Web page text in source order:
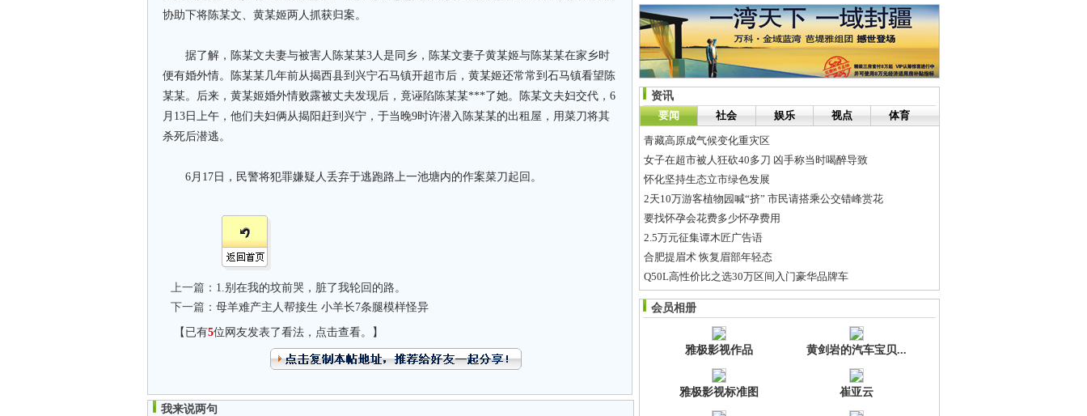
协助下将陈某文、黄某姬两人抓获归案。
据了解，陈某文夫妻与被害人陈某某3人是同乡，陈某文妻子黄某姬与陈某某在家乡时
便有婚外情。陈某某几年前从揭西县到兴宁石马镇开超市后，黄某姬还常常到石马镇看望陈
某某。后来，黄某姬婚外情败露被丈夫发现后，竟诬陷陈某某***了她。陈某文夫妇交代，6
月13日上午，他们夫妇俩从揭阳赶到兴宁，于当晚9时许潜入陈某某的出租屋，用菜刀将其
杀死后潜逃。
6月17日，民警将犯罪嫌疑人丢弃于逃跑路上一池塘内的作案菜刀起回。
上一篇： 1.别在我的坟前哭，脏了我轮回的路。
下一篇： 母羊难产主人帮接生 小羊长7条腿模样怪异
【已有5位网友发表了看法，点击查看。】
我来说两句
资讯
要闻
社会 娱乐 视点 体育
青藏高原成气候变化重灾区
女子在超市被人狂砍40多刀 凶手称当时喝醉导致
怀化坚持生态立市绿色发展
2天10万游客植物园喊“挤” 市民请搭乘公交错峰赏花
要找怀孕会花费多少怀孕费用
2.5万元征集谭木匠广告语
合肥提眉术 恢复眉部年轻态
Q50L高性价比之选30万区间入门豪华品牌车
香港命理师：刘德华运气剩3年 王菲明年可能复出
达田雅琪 柬埔寨老法门的圣物
会员相册
雅极影视作品 黄剑岩的汽车宝贝...
雅极影视标准图 崔亚云